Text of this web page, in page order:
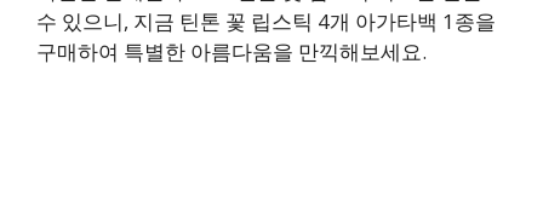
수 있으니, 지금 틴톤 꽃 립스틱 4개 아가타백 1종을
구매하여 특별한 아름다움을 만끽해보세요.